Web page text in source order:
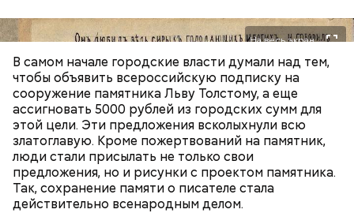
На весь экран
В самом начале городские власти думали над тем,
чтобы объявить всероссийскую подписку на
сооружение памятника Льву Толстому, а еще
ассигновать 5000 рублей из городских сумм для
этой цели. Эти предложения всколыхнули всю
златоглавую. Кроме пожертвований на памятник,
люди стали присылать не только свои
предложения, но и рисунки с проектом памятника.
Так, сохранение памяти о писателе стала
действительно всенародным делом.
нужно застыть на месте и не двигаться;
нельзя ни в коем случае махать руками;
не стоит пытаться «поймать» молнию или
потрогать, особенно металлическими
предметами.
После получения предельно допустимой дозы
зоны отчуждения, где он до 3 мая проверял на
уровень радиационной зараженности
автотранспорт.